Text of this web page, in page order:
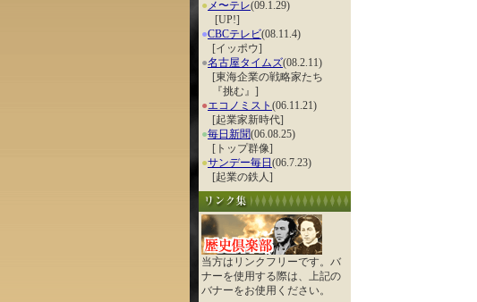
● メ〜テレ(09.1.29)
[UP!]
●CBCテレビ(08.11.4)
[イッポウ]
●名古屋タイムズ(08.2.11)
[東海企業の戦略家たち
『挑む』]
●エコノミスト (06.11.21)
[起業家新時代]
●毎日新聞(06.08.25)
[トップ群像]
●サンデー毎日 (06.7.23)
[起業の鉄人]
当方はリンクフリーです。バ
ナーを使用する際は、上記の
バナーをお使用ください。